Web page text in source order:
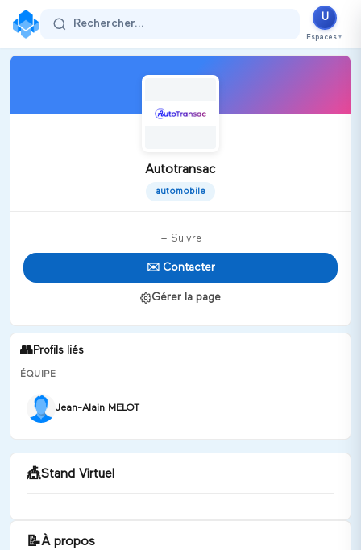
Rechercher...
U
Espaces ▼
Autotransac
automobile
+ Suivre
✉️ Contacter
Gérer la page
👥Profils liés
ÉQUIPE
Jean-Alain MELOT
🎪Stand Virtuel
📝À propos